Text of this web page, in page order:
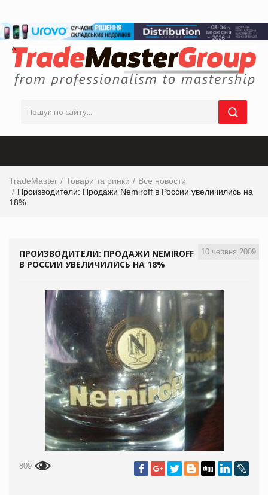
TradeMaster Товари та ринки
Все новости
Производители: Продажи Nemiroff в России увеличились на
18%
10 червня 2009
ПРОИЗВОДИТЕЛИ: ПРОДАЖИ NEMIROFF
В РОССИИ УВЕЛИЧИЛИСЬ НА 18%
809